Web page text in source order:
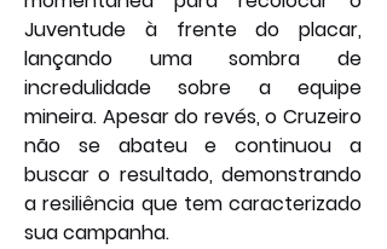
Juventude à frente do placar,
lançando uma sombra de
incredulidade sobre a equipe
mineira. Apesar do revés, o Cruzeiro
não se abateu e continuou a
buscar o resultado, demonstrando
a resiliência que tem caracterizado
sua campanha.